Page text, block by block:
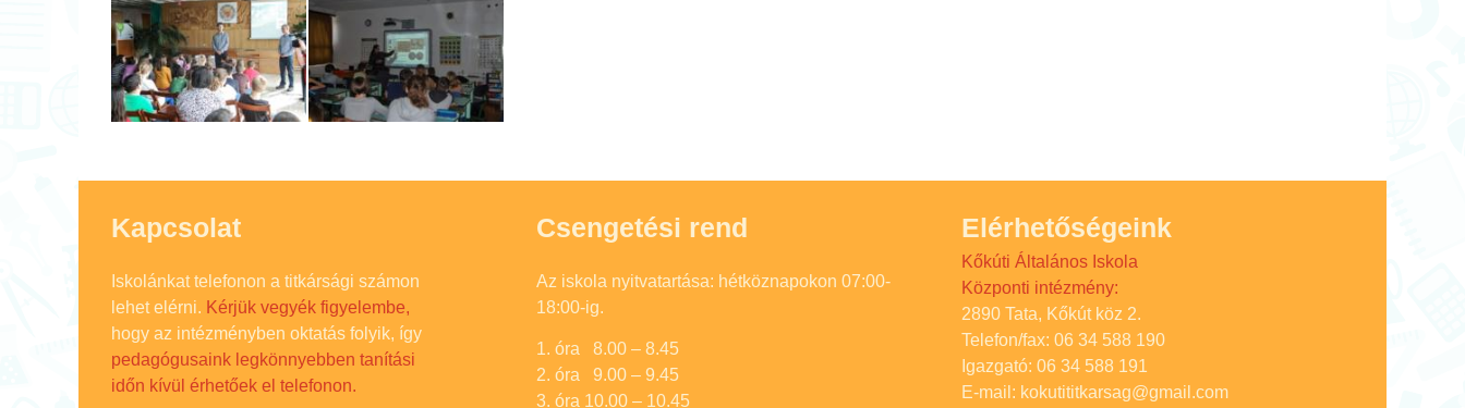
Kapcsolat
Iskolánkat telefonon a titkársági számon
lehet elérni. Kérjük vegyék figyelembe,
hogy az intézményben oktatás folyik, így
pedagógusaink legkönnyebben tanítási
időn kívül érhetőek el telefonon.
Csengetési rend
Az iskola nyitvatartása: hétköznapokon 07:00-
18:00-ig.
1. óra 8.00 – 8.45
2. óra 9.00 – 9.45
3. óra 10.00 – 10.45
Elérhetőségeink
Kőkúti Általános Iskola
Központi intézmény:
2890 Tata, Kőkút köz 2.
Telefon/fax: 06 34 588 190
Igazgató: 06 34 588 191
E-mail: kokutititkarsag@gmail.com